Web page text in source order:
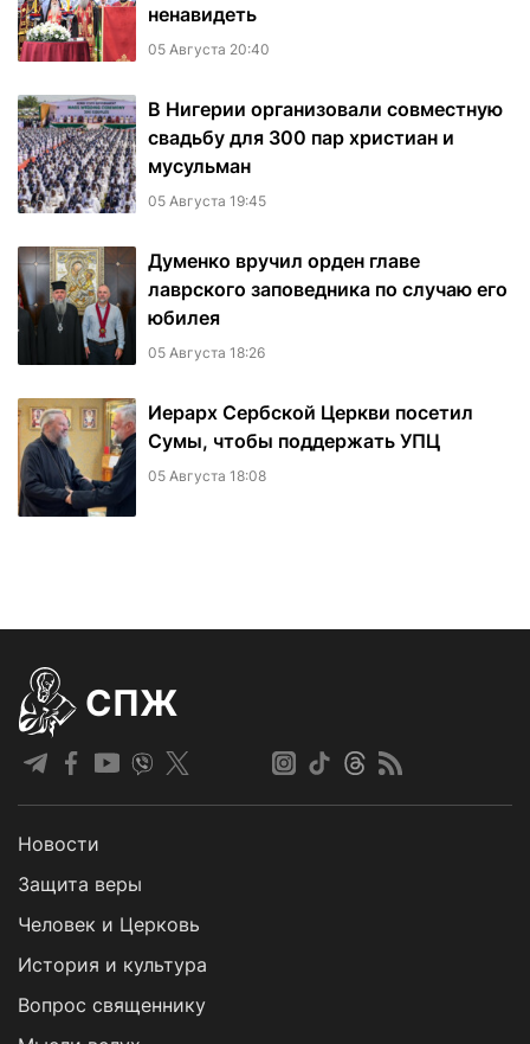
ненавидеть
05 Августа 20:40
В Нигерии организовали совместную
свадьбу для 300 пар христиан и
мусульман
05 Августа 19:45
Думенко вручил орден главе
лаврского заповедника по случаю его
юбилея
05 Августа 18:26
Иерарх Сербской Церкви посетил
Сумы, чтобы поддержать УПЦ
05 Августа 18:08
СПЖ
Новости
Защита веры
Человек и Церковь
История и культура
Вопрос священнику